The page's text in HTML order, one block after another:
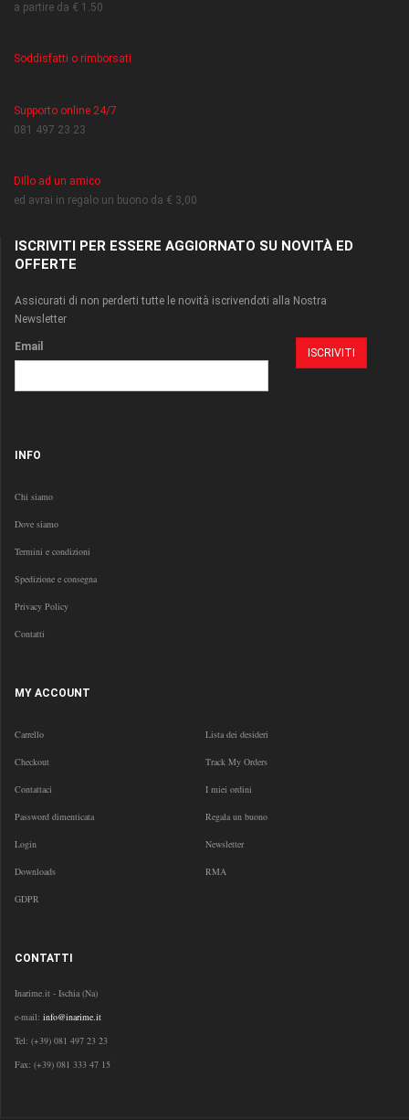
a partire da € 1.50
Soddisfatti o rimborsati
Supporto online 24/7
081 497 23 23
Dillo ad un amico
ed avrai in regalo un buono da € 3,00
ISCRIVITI PER ESSERE AGGIORNATO SU NOVITÀ ED
OFFERTE
Assicurati di non perderti tutte le novità iscrivendoti alla Nostra
Newsletter
Email
INFO
Chi siamo
Dove siamo
Termini e condizioni
Spedizione e consegna
Privacy Policy
Contatti
MY ACCOUNT
Carrello Lista dei desideri
Checkout Track My Orders
Contattaci I miei ordini
Password dimenticata Regala un buono
Login Newsletter
Downloads RMA
GDPR
CONTATTI
Inarime.it - Ischia (Na)
e-mail: info@inarime.it
Tel: (+39) 081 497 23 23
Fax: (+39) 081 333 47 15